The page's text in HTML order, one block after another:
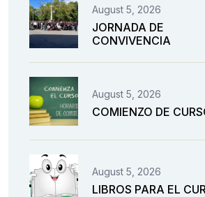
August 5, 2026
JORNADA DE
CONVIVENCIA
August 5, 2026
COMIENZO DE
August 5, 2026
LIBROS PARA EL